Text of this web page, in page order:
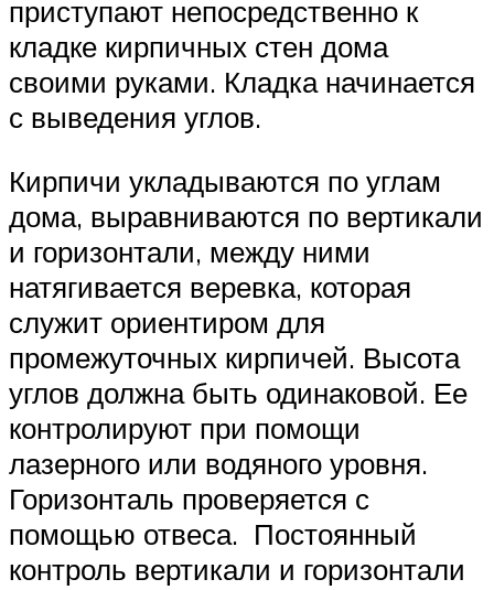
приступают непосредственно к
кладке кирпичных стен дома
своими руками. Кладка начинается
с выведения углов.
Кирпичи укладываются по углам
дома, выравниваются по вертикали
и горизонтали, между ними
натягивается веревка, которая
служит ориентиром для
промежуточных кирпичей. Высота
углов должна быть одинаковой. Ее
контролируют при помощи
лазерного или водяного уровня.
Горизонталь проверяется с
помощью отвеса. Постоянный
контроль вертикали и горизонтали